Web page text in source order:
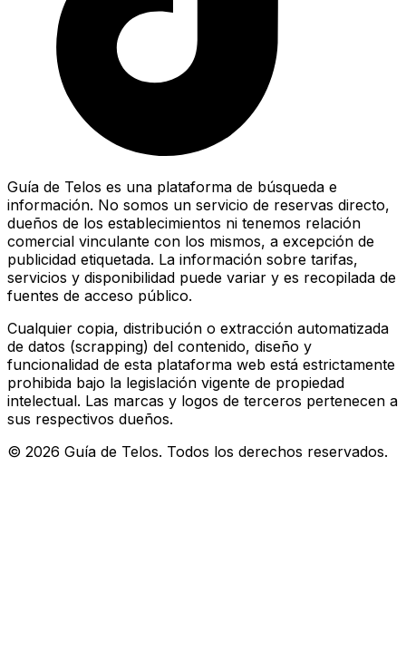
Guía de Telos es una plataforma de búsqueda e
información. No somos un servicio de reservas directo,
dueños de los establecimientos ni tenemos relación
comercial vinculante con los mismos, a excepción de
publicidad etiquetada. La información sobre tarifas,
servicios y disponibilidad puede variar y es recopilada de
fuentes de acceso público.
Cualquier copia, distribución o extracción automatizada
de datos (scrapping) del contenido, diseño y
funcionalidad de esta plataforma web está estrictamente
prohibida bajo la legislación vigente de propiedad
intelectual. Las marcas y logos de terceros pertenecen a
sus respectivos dueños.
© 2026 Guía de Telos. Todos los derechos reservados.